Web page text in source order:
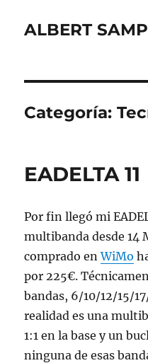
ALBERT
Categoría:
EADELTA 11
Por fin llegó mi
multibanda desde 14
comprado enWiMo
por 225€.
bandas, 6/10/12/15/
realidad es una
1:1 en la base y un
ninguna de esas